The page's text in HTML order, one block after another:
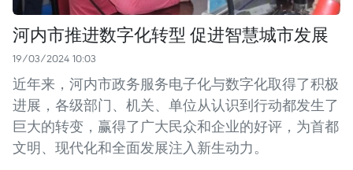
河内市推进数字化转型 促进智慧城市发展
19/03/2024 10:03
近年来，河内市政务服务电子化与数字化取得了积极
进展，各级部门、机关、单位从认识到行动都发生了
巨大的转变，赢得了广大民众和企业的好评，为首都
文明、现代化和全面发展注入新生动力。